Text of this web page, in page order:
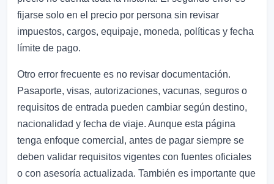
fijarse solo en el precio por persona sin revisar
impuestos, cargos, equipaje, moneda, políticas y fecha
límite de pago.
Otro error frecuente es no revisar documentación.
Pasaporte, visas, autorizaciones, vacunas, seguros o
requisitos de entrada pueden cambiar según destino,
nacionalidad y fecha de viaje. Aunque esta página
tenga enfoque comercial, antes de pagar siempre se
deben validar requisitos vigentes con fuentes oficiales
o con asesoría actualizada. También es importante que